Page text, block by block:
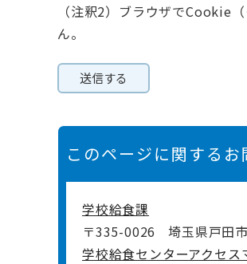
（注釈2）ブラウザでCookie
ん。
このページに関する
学校給食課
〒335-0026
埼玉県戸田
学校給食センターアクセス